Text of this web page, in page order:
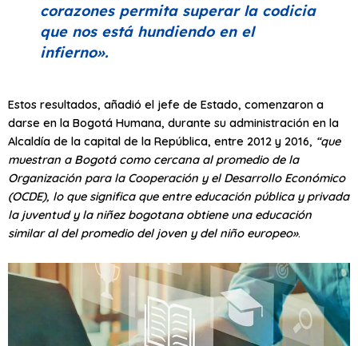
corazones permita superar la codicia
que nos está hundiendo en el
infierno».
Estos resultados, añadió el jefe de Estado, comenzaron a
darse en la Bogotá Humana, durante su administración en la
Alcaldía de la capital de la República, entre 2012 y 2016, “que
muestran a Bogotá como cercana al promedio de la
Organización para la Cooperación y el Desarrollo Económico
(OCDE), lo que significa que entre educación pública y privada
la juventud y la niñez bogotana obtiene una educación
similar al del promedio del joven y del niño europeo».